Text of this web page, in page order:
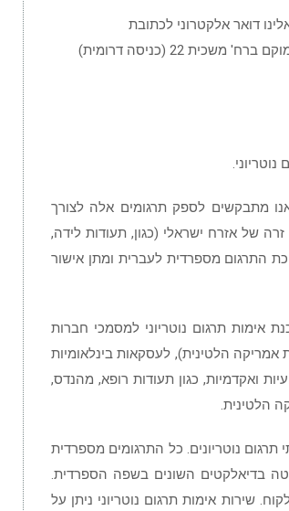
בפקס 09-9545033 או ניתן לשלוח אלינו דואר אלקטרוני לכתובת
office@notario.co.il וצוות המשרד יטפל בפנייתכם באופן מיידי. משרדנו ממוקם ברח' משכית 22 (כניסה דרומית)
מתבקשים לספק תרגומים אלה לצורך
של אזרח ישראלי (כגון, תעודות לידה,
התרגום מספרדית לעברית ומתן אישור
אימות תרגום נוטריוני למסמכי חברות
אמריקה הלטינית), לעסקאות בינלאומיות
ואקדמיות, כגון תעודות רופא, מהנדס,
הלטינית.
נוטריונים. כל התרגומים מספרדית
בדיאלקטים השונים בשפה הספרדית.
שירות אימות תרגום נוטריוני ניתן על